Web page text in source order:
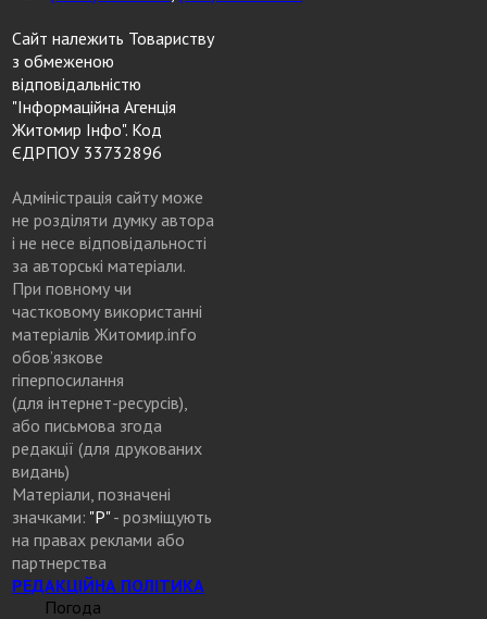
Сайт належить Товариству
з обмеженою
відповідальністю
"Інформаційна Агенція
Житомир Інфо". Код
ЄДРПОУ 33732896
Адміністрація сайту може
не розділяти думку автора
і не несе відповідальності
за авторські матеріали.
При повному чи
частковому використанні
матеріалів Житомир.info
обов’язкове
гіперпосилання
(для інтернет-ресурсів),
або письмова згода
редакції (для друкованих
видань)
Матеріали, позначені
значками: "Р"- розміщують
на правах реклами або
партнерства
РЕДАКЦІЙНА ПОЛІТИКА
Погода